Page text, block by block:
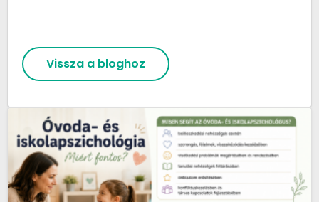
Vissza a bloghoz